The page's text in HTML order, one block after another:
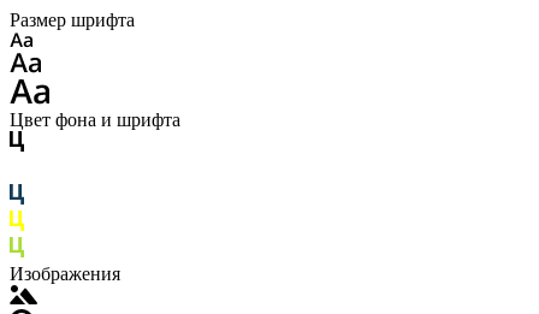
Размер шрифта
Цвет фона и шрифта
Изображения